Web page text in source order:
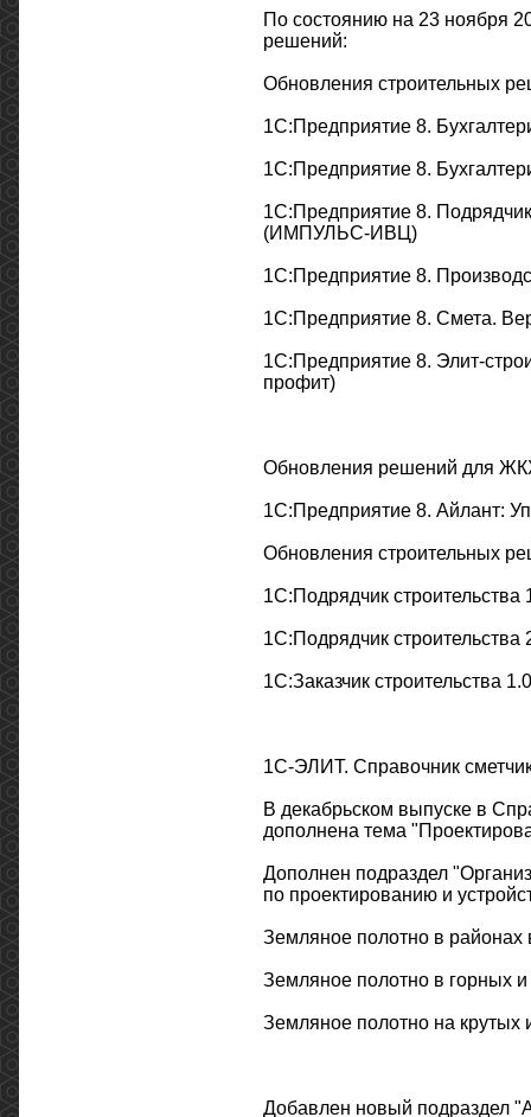
По состоянию на 23 ноября
решений:
Обновления строительных
1С:Предприятие 8.
1С:Предприятие 8.
1С:Предприятие 8.
(ИМПУЛЬС-ИВЦ)
1С:Предприятие 8.
1С:Предприятие 8. Смета.
1C:Предприятие 8. Элит-
профит)
Обновления решений для
1С:Предприятие 8. Айлант:
Обновления строительных
1С:Подрядчик
1С:Подрядчик
1С:Заказчик
1С-ЭЛИТ. Справочник
В декабрьском выпуске в
дополнена тема
Дополнен подраздел
по проектированию и
Земляное полотно в районах
Земляное полотно в горных
Земляное полотно на крутых
Добавлен новый подраздел